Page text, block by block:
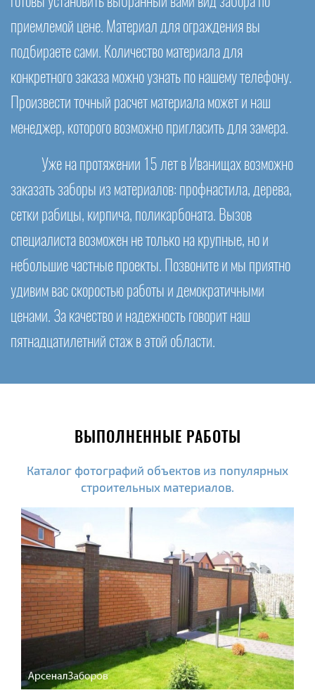
приемлемой цене. Материал для ограждения вы
подбираете сами. Количество материала для
конкретного заказа можно узнать по нашему телефону.
Произвести точный расчет материала может и наш
менеджер, которого возможно пригласить для замера.
Уже на протяжении 15 лет в Иванищах возможно
заказать заборы из материалов: профнастила, дерева,
сетки рабицы, кирпича, поликарбоната. Вызов
специалиста возможен не только на крупные, но и
небольшие частные проекты. Позвоните и мы приятно
удивим вас скоростью работы и демократичными
ценами. За качество и надежность говорит наш
пятнадцатилетний стаж в этой области.
ВЫПОЛНЕННЫЕ РАБОТЫ
Каталог фотографий объектов из популярных
строительных материалов.